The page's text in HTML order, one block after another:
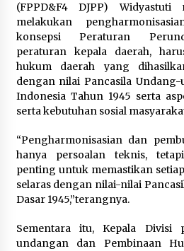
Perawatan
Menjaga
8 Agustus 2026
Wamenhan
Pelantikan
Tinggi Kemhan
(FPPD&F4 DJPP) Widyastuti
melakukan
konsepsi Peraturan
peraturan kepala daerah,
hukum daerah yang
dengan nilai Pancasila
Indonesia Tahun 1945 serta
serta kebutuhan sosial
“Pengharmonisasian dan
hanya persoalan teknis,
penting untuk memastikan
selaras dengan nilai-nilai
Dasar 1945,”terangnya.
Sementara itu, Kepala Divisi
undangan dan Pembinaan